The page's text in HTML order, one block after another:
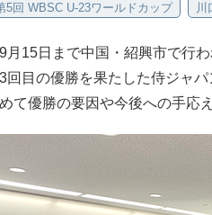
5回 WBSC U-23ワールドカップ 川
15日まで中国・紹興市で行
回目の優勝を果たした侍ジャ
て優勝の要因や今後への手応